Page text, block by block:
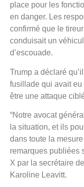
place pour les
en danger. Les
confirmé que le
conduisait un
d’escouade.
Trump a déclaré
fusillade qui avait
être une attaque
“Notre avocat
la situation, et ils
dans toute la
remarques publiées
X par la secrétaire
Karoline Leavitt.